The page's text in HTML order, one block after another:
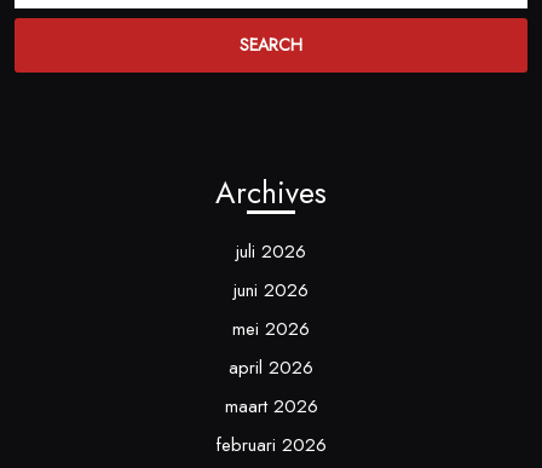
Archives
juli 2026
juni 2026
mei 2026
april 2026
maart 2026
februari 2026